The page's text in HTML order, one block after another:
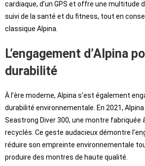
cardiaque, d’un GPS et offre une multitude
suivi de la santé et du fitness, tout en
classique Alpina.
L’engagement d’Alpina
durabilité
À l’ère moderne, Alpina s’est également
durabilité environnementale. En 2021, Alpina
Seastrong Diver 300, une montre fabriquée
recyclés. Ce geste audacieux démontre
réduire son empreinte environnementale
produire des montres de haute qualité.